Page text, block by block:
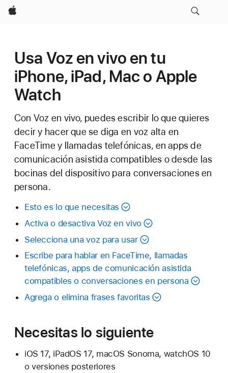
Apple
Usa Voz en vivo en tu
iPhone, iPad, Mac o Apple
Watch
Con Voz en vivo, puedes escribir lo que quieres
decir y hacer que se diga en voz alta en
FaceTime y llamadas telefónicas, en apps de
comunicación asistida compatibles o desde las
bocinas del dispositivo para conversaciones en
persona.
Esto es lo que necesitas
Activa o desactiva Voz en vivo
Selecciona una voz para usar
Escribe para hablar en FaceTime, llamadas
telefónicas, apps de comunicación asistida
compatibles o conversaciones en persona
Agrega o elimina frases favoritas
Necesitas lo siguiente
iOS 17, iPadOS 17, macOS Sonoma, watchOS 10
o versiones posteriores